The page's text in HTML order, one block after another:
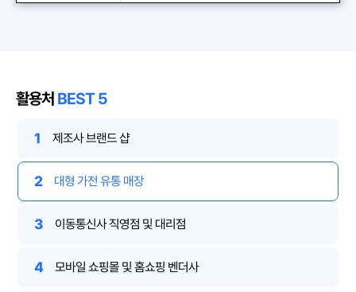
활용처 BEST 5
1 제조사 브랜드 샵
2 대형 가전 유통 매장
3 이동통신사 직영점 및 대리점
4 모바일 쇼핑몰 및 홈쇼핑 벤더사